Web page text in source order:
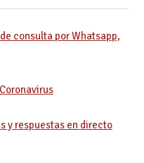
consulta por Whatsapp,
y respuestas en directo